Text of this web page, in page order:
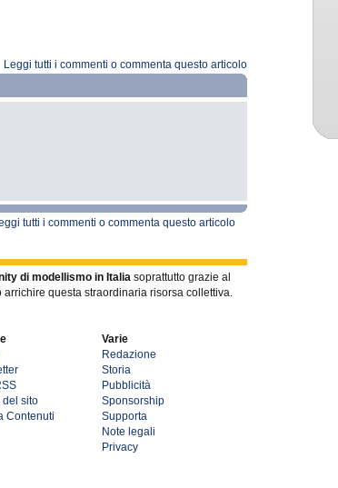
Leggi tutti i commenti o commenta questo articolo
tutti i commenti o commenta questo articolo
di modellismo in Italia soprattutto grazie al
questa straordinaria risorsa collettiva.
del sito
Contenuti
Varie
Redazione
Storia
Pubblicità
Sponsorship
Supporta
Note legali
Privacy